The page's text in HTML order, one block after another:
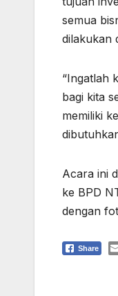
semua
dilakukan
“Ingatlah
bagi kita
memiliki
Acara ini
ke BPD
dengan
Share